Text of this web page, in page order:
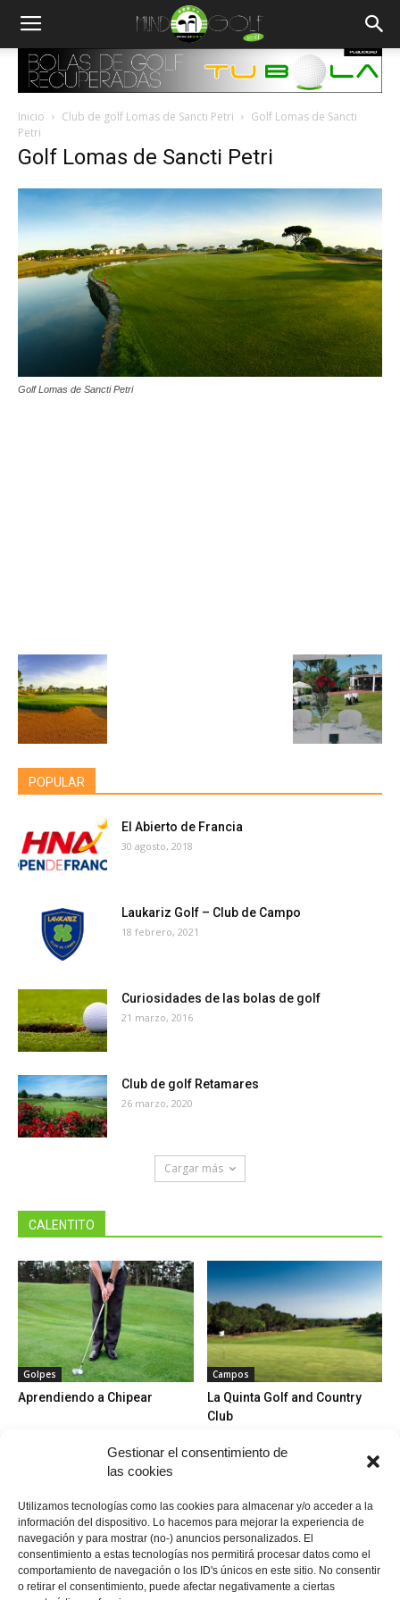
Gestionar el consentimiento de
las cookies
Utilizamos tecnologías como las cookies para almacenar y/o acceder a la
información del dispositivo. Lo hacemos para mejorar la experiencia de
navegación y para mostrar (no-) anuncios personalizados. El
consentimiento a estas tecnologías nos permitirá procesar datos como el
comportamiento de navegación o los ID's únicos en este sitio. No consentir
o retirar el consentimiento, puede afectar negativamente a ciertas
Inicio Club de golf Lomas de Sancti Petri
Golf Lomas de Sancti
Petri
Golf Lomas de Sancti Petri
Golf Lomas de Sancti Petri
POPULAR
El Abierto de Francia
30 agosto, 2018
Laukariz Golf – Club de Campo
18 febrero, 2021
Curiosidades de las bolas de golf
21 marzo, 2016
Club de golf Retamares
26 marzo, 2020
Cargar más
CALENTITO
Golpes
Aprendiendo a Chipear
Campos
La Quinta Golf and Country
Club
Campos
PGA Golf de Catalunya
Torneos y competición
El Master Europeo de golf